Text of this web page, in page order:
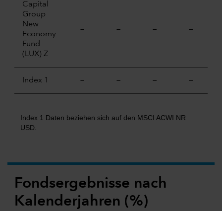
Capital
Group
New
Economy
Fund
(LUX) Z
— — — —
Index 1 — — — —
Index 1 Daten beziehen sich auf den MSCI ACWI NR
USD.
Fondsergebnisse nach
Kalenderjahren (%)